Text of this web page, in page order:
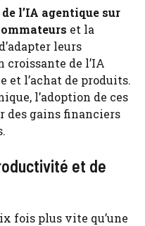
l’IA agentique sur
et la
leurs
croissante de l’IA
et l’achat de produits.
l’adoption de ces
des gains financiers
et de
fois plus vite qu’une